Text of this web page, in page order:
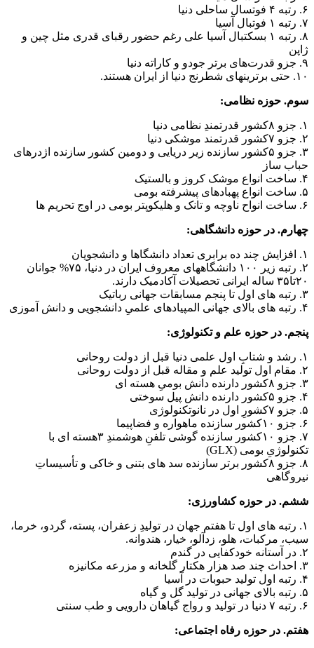
۶. رتبه ۴ فوتسال ساحلی دنیا
۷. رتبه ۱ فوتبال آسیا
۸. رتبه ۱ بسکتبال آسیا علی رغم حضور رقبای قدری مثل چین و
ژاپن
۹. جزو قدرت‌های برتر جودو و کاراته دنیا
۱۰. حتی برترینهای شطرنج دنیا از ایران هستند.
سوم. حوزه نظامی:
۱. جزو ۸کشور قدرتمندِ نظامی دنیا
۲. جزو ۷کشور قدرتمند موشکی دنیا
۳. جزو ۵کشور سازنده زیر دریایی و دومین کشور سازنده اژدرهای
حباب ساز
۴. ساخت انواع موشک کروز و بالستیک
۵. ساخت انواع پهبادهای پیشرفته بومی
۶. ساخت انواح ناوچه و تانک و هلیکوپتر بومی در اوج تحریم‌ ها
چهارم. در حوزه دانشگاهی:
۱. افزایش چند ده برابری تعداد دانشگاها و دانشجویان
۲. رتبه زیر ۱۰۰ دانشگاههای معروف ایران در دنیا، ۷۵% جوانان
۲۰تا۳۵ ساله ایرانی تحصیلات آکادمیک دارند.
۳. رتبه های اول تا پنجم مسابقات جهانی رباتیک
۴. رتبه های بالای جهانی المپیادهای علمیِ دانشجویی و دانش آموزی
پنجم. در حوزه ️علم و تکنولوژی:
۱. رشد و شتابِ اول علمی دنیا قبل از دولت روحانی
۲. مقام اول تولید علم و مقاله قبل از دولت روحانی
۳. جزو ۸کشور دارنده دانش بومیِ هسته ای
۴. جزو ۵کشور دارنده دانش پیل سوختی
۵. جزو ۷کشورِ اول در نانوتکنولوژی
۶. جزو ۱۰کشور سازنده ماهواره و فضاپیما
۷. جزو ۱۰کشور سازنده گوشی تلفنِ هوشمندِ ۳هسته ای با
تکنولوژیِ بومی (GLX)
۸. جزو ۸کشور برتر سازنده سد های بتنی و خاکی و تأسیساتِ
نیروگاهی
ششم. در حوزه کشاورزی:
۱. رتبه های اول تا هفتم جهان در تولیدِ زعفران، پسته، گردو، خرما،
سیب، مرکبات، هلو، زدآلو، خیار، هندوانه.
۲. در آستانه خودکفایی در گندم
۳. احداث چند صد هزار هکتار گلخانه و مزرعه مکانیزه
۴. رتبه اول تولید حبوبات در آسیا
۵. رتبه بالای جهانی در تولید گل و گیاه
۶. رتبه ۷ دنیا در تولید و رواج گیاهان دارویی و طب سنتی
هفتم. در حوزه رفاه اجتماعی: